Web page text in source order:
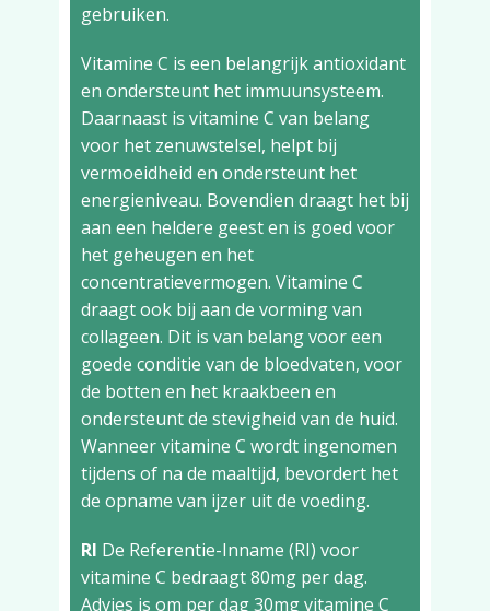
gebruiken.
Vitamine C is een belangrijk antioxidant
en ondersteunt het immuunsysteem.
Daarnaast is vitamine C van belang
voor het zenuwstelsel, helpt bij
vermoeidheid en ondersteunt het
energieniveau. Bovendien draagt het bij
aan een heldere geest en is goed voor
het geheugen en het
concentratievermogen. Vitamine C
draagt ook bij aan de vorming van
collageen. Dit is van belang voor een
goede conditie van de bloedvaten, voor
de botten en het kraakbeen en
ondersteunt de stevigheid van de huid.
Wanneer vitamine C wordt ingenomen
tijdens of na de maaltijd, bevordert het
de opname van ijzer uit de voeding.
RI De Referentie-Inname (RI) voor
vitamine C bedraagt 80mg per dag.
Advies is om per dag 30mg vitamine C